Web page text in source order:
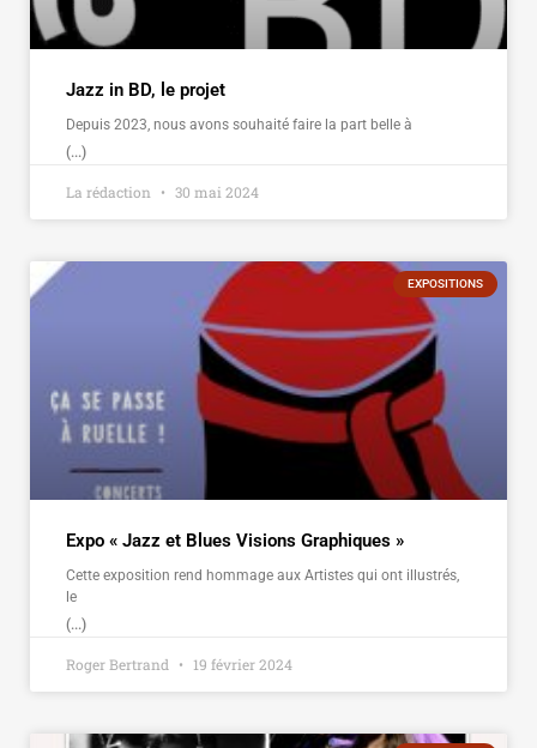
Jazz in BD, le projet
Depuis 2023, nous avons souhaité faire la part belle à
(...)
La rédaction 30 mai 2024
EXPOSITIONS
Expo « Jazz et Blues Visions Graphiques »
Cette exposition rend hommage aux Artistes qui ont illustrés,
le
(...)
Roger Bertrand 19 février 2024